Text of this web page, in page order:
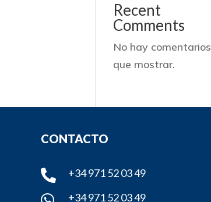
Recent
Comments
No hay comentarios
que mostrar.
CONTACTO
 +34 971 52 03 49
+34 971 52 03 49